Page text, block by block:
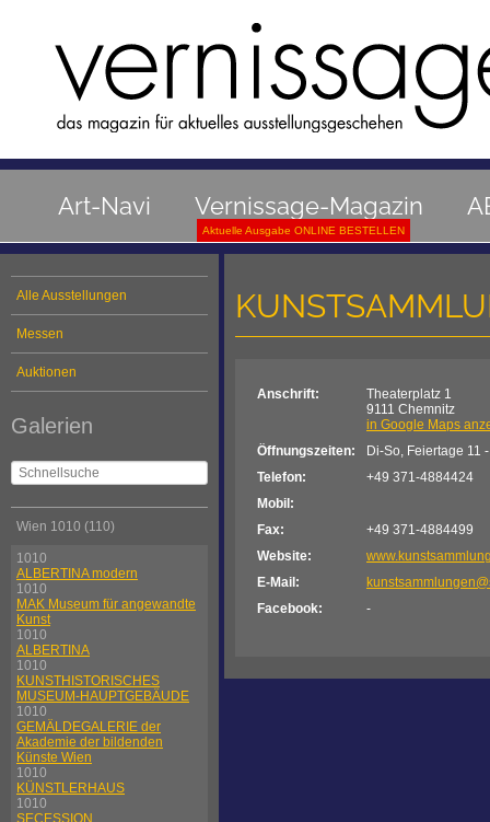
Art-Navi Vernissage-Magazin
Aktuelle Ausgabe ONLINE BESTELLEN
Alle Ausstellungen
Messen
Auktionen
Galerien
Wien 1010 (110)
1010
ALBERTINA modern
1010
MAK Museum für angewandte
Kunst
1010
ALBERTINA
1010
KUNSTHISTORISCHES
MUSEUM-HAUPTGEBÄUDE
1010
GEMÄLDEGALERIE der
Akademie der bildenden
Künste Wien
1010
KÜNSTLERHAUS
1010
SECESSION
Anschrift:
Theaterplatz 1
9111 Chemnitz
in Google Maps
Öffnungszeiten:
Di-So, Feiertage 11
Telefon:
+49 371-4884424
Mobil:
Fax:
+49 371-4884499
Website:
E-Mail:
Facebook:
-